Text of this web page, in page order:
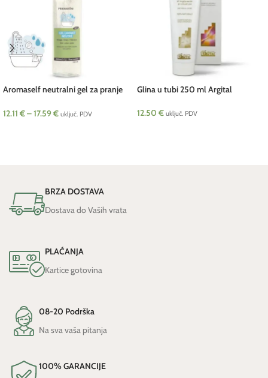
Aromaself neutralni gel za pranje
12.11 €–17.59€ uključ. PDV
Glina u tubi 250 ml Argital
12.50 € uključ. PDV
BRZA DOSTAVA
Dostava do Vaših vrata
PLAĆANJA
Kartice gotovina
08-20 Podrška
Na sva vaša pitanja
100% GARANCIJE